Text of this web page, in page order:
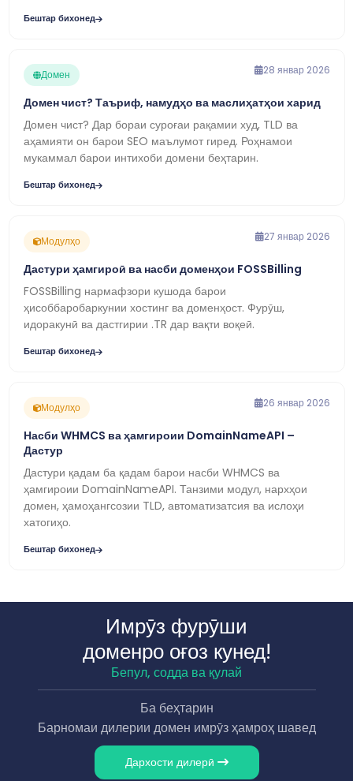
Бештар бихонед
Домен 28 январ 2026
Домен чист? Таъриф, намудҳо ва маслиҳатҳои харид
Домен чист? Дар бораи суроғаи рақамии худ, TLD ва
аҳамияти он барои SEO маълумот гиред. Роҳнамои
мукаммал барои интихоби домени беҳтарин.
Бештар бихонед
Модулҳо 27 январ 2026
Дастури ҳамгироӣ ва насби доменҳои FOSSBilling
FOSSBilling нармафзори кушода барои
ҳисоббаробаркунии хостинг ва доменҳост. Фурӯш,
идоракунӣ ва дастгирии .TR дар вақти воқеӣ.
Бештар бихонед
Модулҳо 26 январ 2026
Насби WHMCS ва ҳамгироии DomainNameAPI –
Дастур
Дастури қадам ба қадам барои насби WHMCS ва
ҳамгироии DomainNameAPI. Танзими модул, нархҳои
домен, ҳамоҳангсозии TLD, автоматизатсия ва ислоҳи
хатогиҳо.
Бештар бихонед
Имрӯз фурӯши
доменро оғоз кунед!
Бепул, содда ва қулай
Ба беҳтарин
Барномаи дилерии домен имрӯз ҳамроҳ шавед
Дархости дилерӣ